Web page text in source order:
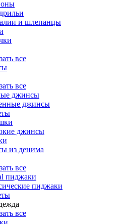
и шлепанцы
все
все
джинсы
джинсы
джинсы
из денима
все
пиджаки
пиджаки
все